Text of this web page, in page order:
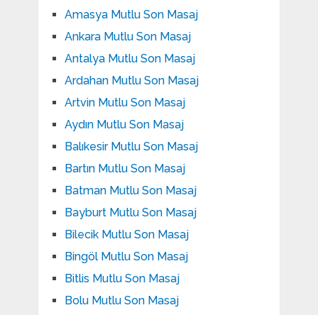
Amasya Mutlu Son Masaj
Ankara Mutlu Son Masaj
Antalya Mutlu Son Masaj
Ardahan Mutlu Son Masaj
Artvin Mutlu Son Masaj
Aydın Mutlu Son Masaj
Balıkesir Mutlu Son Masaj
Bartın Mutlu Son Masaj
Batman Mutlu Son Masaj
Bayburt Mutlu Son Masaj
Bilecik Mutlu Son Masaj
Bingöl Mutlu Son Masaj
Bitlis Mutlu Son Masaj
Bolu Mutlu Son Masaj